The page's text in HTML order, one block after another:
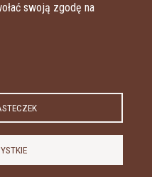
swoją zgodę na